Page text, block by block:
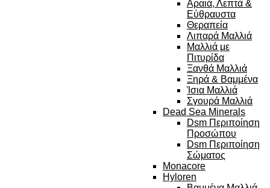
Αραιά, Λεπτά &
Εύθραυστα
Θεραπεία
Λιπαρά Μαλλιά
Μαλλιά με
Πιτυρίδα
Ξανθά Μαλλιά
Ξηρά & Βαμμένα
Ίσια Μαλλιά
Σγουρά Μαλλιά
Dead Sea Minerals
Dsm Περιποίηση
Προσώπου
Dsm Περιποίηση
Σώματος
Monacore
Hyloren